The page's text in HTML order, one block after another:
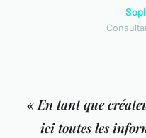
« En tant que
ici toutes les